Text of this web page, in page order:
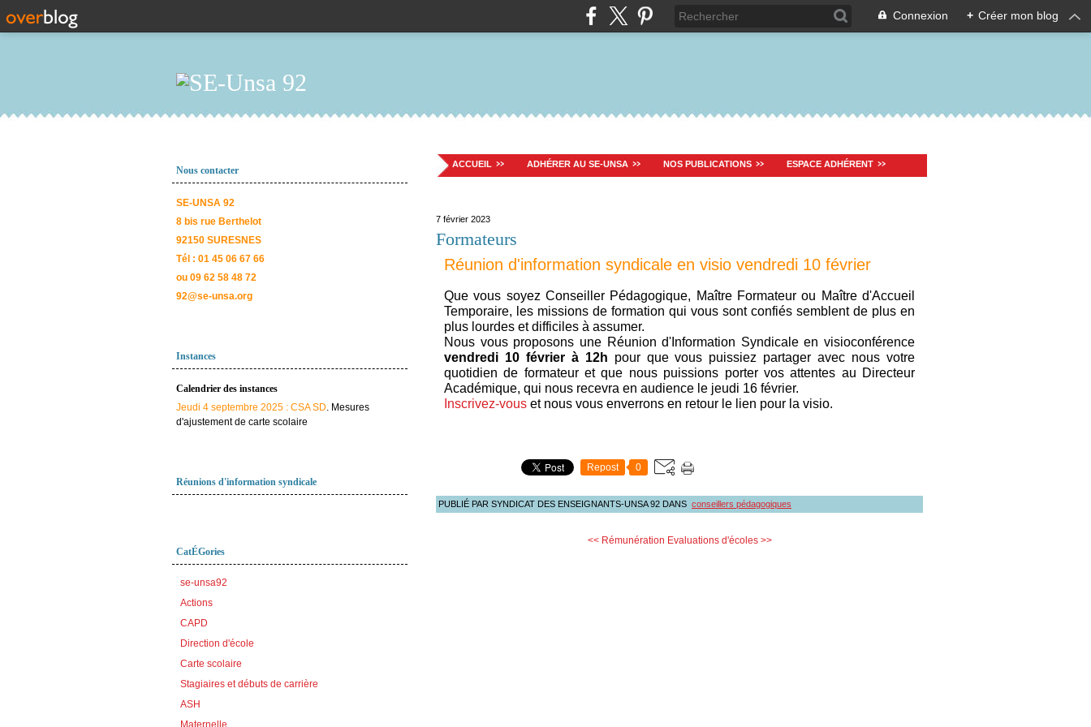
Connexion + Créer mon blog
Nous contacter
SE-UNSA 92
8 bis rue Berthelot
92150 SURESNES
Tél : 01 45 06 67 66
ou 09 62 58 48 72
92@se-unsa.org
Instances
Calendrier des instances
Jeudi 4 septembre 2025 : CSA SD. Mesures
d'ajustement de carte scolaire
Réunions d'information syndicale
CatÉGories
se-unsa92
Actions
CAPD
Direction d'école
Carte scolaire
Stagiaires et débuts de carrière
ASH
Maternelle
ACCUEIL ADHÉRER AU SE-UNSA NOS PUBLICATIONS ESPACE ADHÉRENT
7 février 2023
Formateurs
Réunion d'information syndicale en visio vendredi 10 février
Que vous soyez Conseiller Pédagogique, Maître Formateur ou Maître d'Accueil
Temporaire, les missions de formation qui vous sont confiés semblent de plus en
plus lourdes et difficiles à assumer.
Nous vous proposons une Réunion d'Information Syndicale en visioconférence
vendredi 10 février à 12h pour que vous puissiez partager avec nous votre
quotidien de formateur et que nous puissions porter vos attentes au Directeur
Académique, qui nous recevra en audience le jeudi 16 février.
Inscrivez-vous et nous vous enverrons en retour le lien pour la visio.
Repost 0
PUBLIÉ PAR SYNDICAT DES ENSEIGNANTS-UNSA 92 DANS conseillers pédagogiques
<< Rémunération Evaluations d'écoles >>